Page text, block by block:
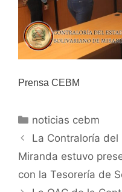
Prensa CEBM
noticias cebm
La Contraloría
Miranda estuvo
con la Tesorería de